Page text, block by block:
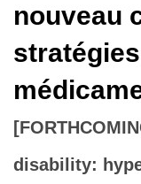
nouveau
disability: